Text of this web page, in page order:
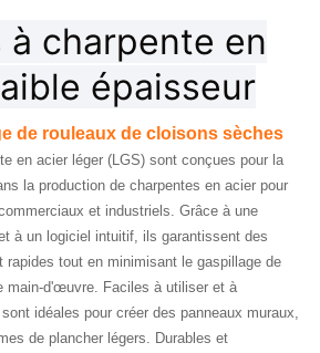
à charpente en
épaisseur
de rouleaux de cloisons sèches
en acier léger (LGS) sont conçues pour la
la production de charpentes en acier pour
et industriels. Grâce à une
à un logiciel intuitif, ils garantissent des
rapides tout en minimisant le gaspillage de
main-d'œuvre. Faciles à utiliser et à
idéales pour créer des panneaux muraux,
de plancher légers. Durables et